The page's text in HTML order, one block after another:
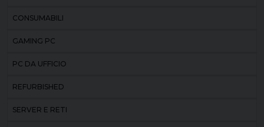
CONSUMABILI
GAMING PC
PC DA UFFICIO
REFURBISHED
SERVER E RETI